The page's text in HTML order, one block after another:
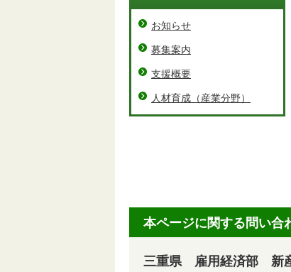
お知らせ
募集案内
支援概要
人材育成（産業分野）
本ページに関する問い合
三重県 雇用経済部 新